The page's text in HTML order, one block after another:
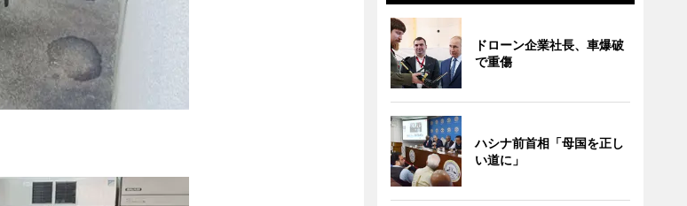
ドローン企業社長、車爆破
で重傷
ハシナ前首相「母国を正し
い道に」